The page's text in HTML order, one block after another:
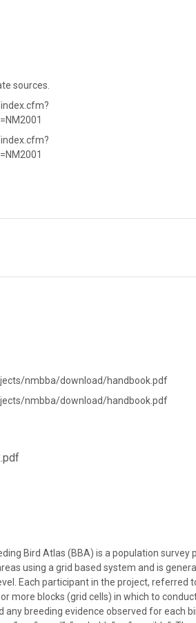
sources.
nmbba/download/handbook.pdf
nmbba/download/handbook.pdf
Bird Atlas (BBA) is a population survey
using a grid based system and is
Each participant in the project, referred
more blocks (grid cells) in which to
any breeding evidence observed for each